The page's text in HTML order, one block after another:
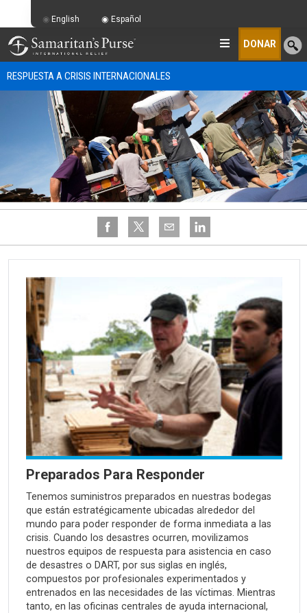
DONAR
RESPUESTA A CRISIS INTERNACIONALES
Preparados Para Responder
Tenemos suministros preparados en nuestras bodegas
que están estratégicamente ubicadas alrededor del
mundo para poder responder de forma inmediata a las
crisis. Cuando los desastres ocurren, movilizamos
nuestros equipos de respuesta para asistencia en caso
de desastres o DART, por sus siglas en inglés,
compuestos por profesionales experimentados y
entrenados en las necesidades de las víctimas. Mientras
tanto, en las oficinas centrales de ayuda internacional,
English Español